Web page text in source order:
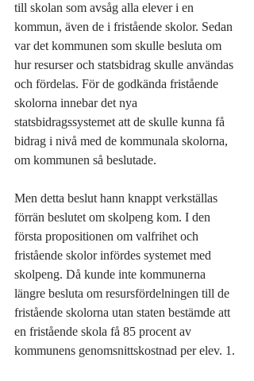
till skolan som avsåg alla elever i en
kommun, även de i fristående skolor. Sedan
var det kommunen som skulle besluta om
hur resurser och statsbidrag skulle användas
och fördelas. För de godkända fristående
skolorna innebar det nya
statsbidragssystemet att de skulle kunna få
bidrag i nivå med de kommunala skolorna,
om kommunen så beslutade.
Men detta beslut hann knappt verkställas
förrän beslutet om skolpeng kom. I den
första propositionen om valfrihet och
fristående skolor infördes systemet med
skolpeng. Då kunde inte kommunerna
längre besluta om resursfördelningen till de
fristående skolorna utan staten bestämde att
en fristående skola få 85 procent av
kommunens genomsnittskostnad per elev. 1.